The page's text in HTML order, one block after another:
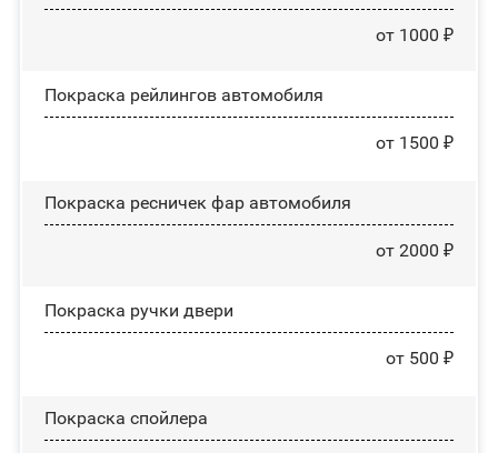
от 1000 ₽
Покраска рейлингов автомобиля
от 1500 ₽
Покраска ресничек фар автомобиля
от 2000 ₽
Покраска ручки двери
от 500 ₽
Покраска спойлера